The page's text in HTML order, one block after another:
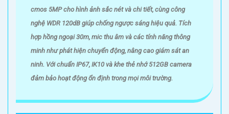
cmos 5MP cho hình ảnh sắc nét và chi tiết, cùng công
nghệ WDR 120dB giúp chống ngược sáng hiệu quả. Tích
hợp hồng ngoại 30m, mic thu âm và các tính năng thông
minh như phát hiện chuyển động, nâng cao giám sát an
ninh. Với chuẩn IP67, IK10 và khe thẻ nhớ 512GB camera
đảm bảo hoạt động ổn định trong mọi môi trường.